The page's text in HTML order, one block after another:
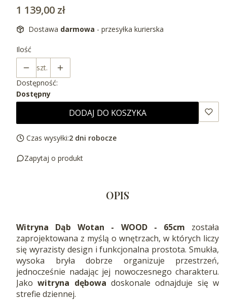
Cena
1 139,00 zł
Dostawa darmowa - przesyłka kurierska
Ilość
szt.
Dostępność:
Dostępny
DODAJ DO KOSZYKA
Czas wysyłki:2 dni robocze
Zapytaj o produkt
OPIS
Witryna Dąb Wotan - WOOD - 65cm została
zaprojektowana z myślą o wnętrzach, w których liczy
się wyrazisty design i funkcjonalna prostota. Smukła,
wysoka bryła dobrze organizuje przestrzeń,
jednocześnie nadając jej nowoczesnego charakteru.
Jakowitryna dębowa doskonale odnajduje się w
strefie dziennej.